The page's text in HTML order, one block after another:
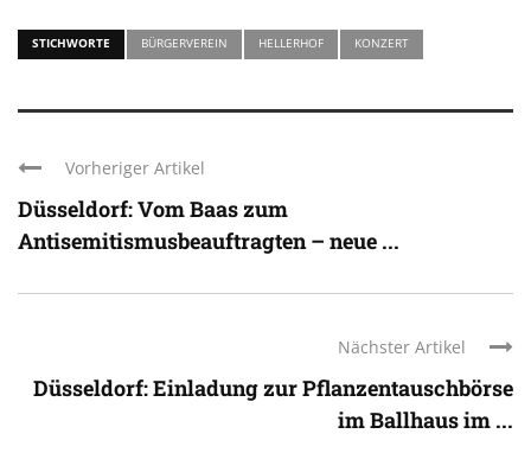
STICHWORTE BÜRGERVEREIN HELLERHOF KONZERT
Vorheriger Artikel
Düsseldorf: Vom Baas zum
Antisemitismusbeauftragten – neue ...
Nächster Artikel
Düsseldorf: Einladung zur Pflanzentauschbörse
im Ballhaus im ...